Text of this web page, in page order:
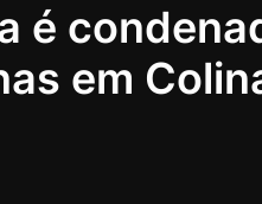
é
em